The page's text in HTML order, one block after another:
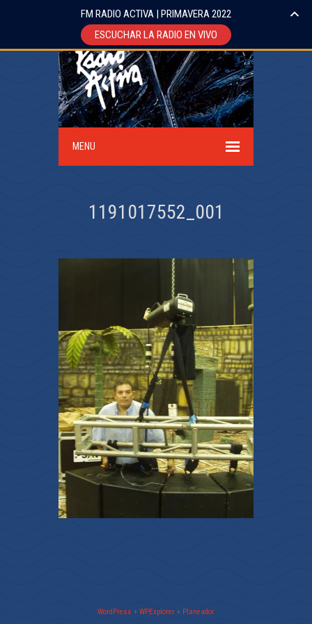
MENU
1191017552_001
WordPress + WPExplorer + Planeador
FM RADIO ACTIVA | PRIMAVERA 2022
ESCUCHAR LA RADIO EN VIVO